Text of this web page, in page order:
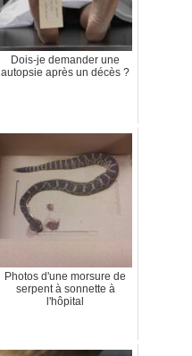
Dois-je demander une
autopsie après un décès ?
Photos d'une morsure de
serpent à sonnette à
l'hôpital